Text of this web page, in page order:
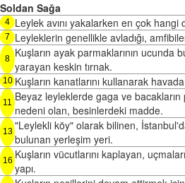
Soldan Sağa
4 Leylek avını yakalarken en çok
7 Leyleklerin genellikle avladığı,
8 Kuşların ayak parmaklarının ucunda
yarayan keskin tırnak.
10 Kuşların kanatlarını kullanarak
11 Beyaz leyleklerde gaga ve bacakların
nedeni olan, besinlerdeki madde.
13 "Leylekli köy" olarak bilinen,
bulunan yerleşim yeri.
16 Kuşların vücutlarını kaplayan,
yapı.